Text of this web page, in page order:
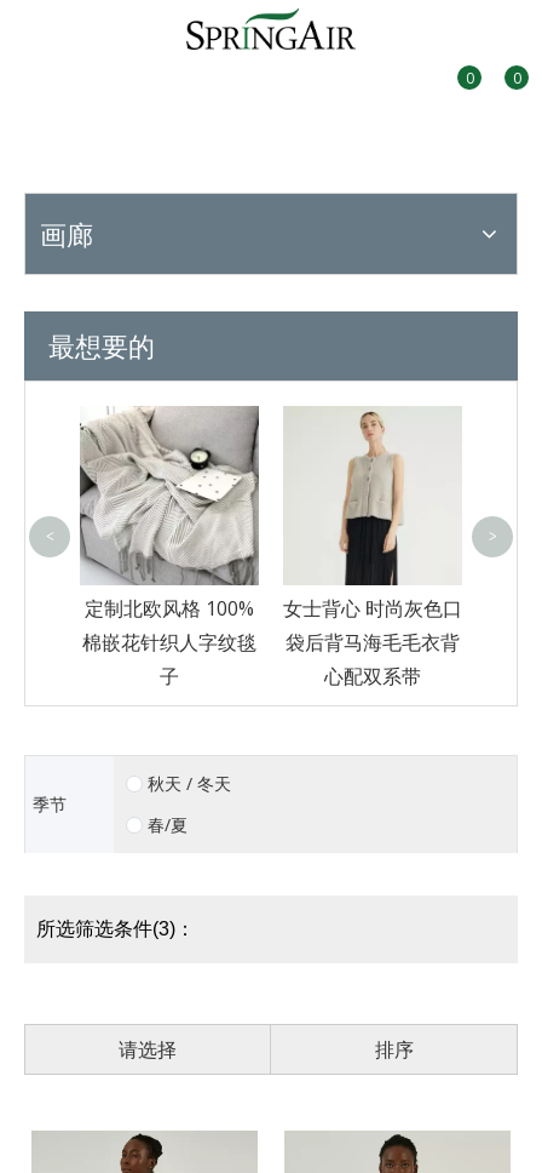
0 0
画廊
最想要的
定制北欧风格 100%
棉嵌花针织人字纹毯
子
女士背心 时尚灰色口
袋后背马海毛毛衣背
心配双系带
< >
季节
秋天 / 冬天
春/夏
所选筛选条件(3)：
请选择 排序